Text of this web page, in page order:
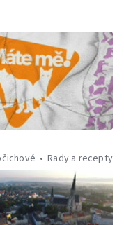
Rady a recepty